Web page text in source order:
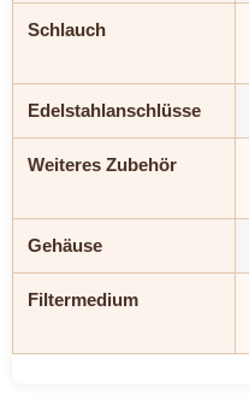
Schlauch
Edelstahlanschlüsse
Weiteres Zubehör
Gehäuse
Filtermedium